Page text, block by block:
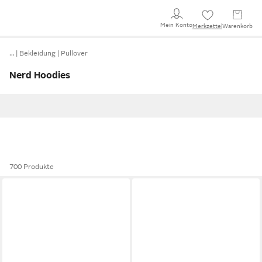
Mein KontoMerkzettel Warenkorb
… Bekleidung Pullover
Nerd Hoodies
700 Produkte